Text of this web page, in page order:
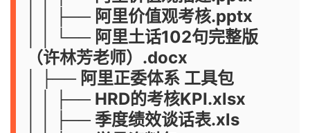
│ │ ├── 阿里价值观考核.pptx
│ │ └── 阿里土话102句完整版
（许林芳老师）.docx
│ ├── 阿里正委体系 工具包
│ │ ├── HRD的考核KPI.xlsx
│ │ ├── 季度绩效谈话表.xls